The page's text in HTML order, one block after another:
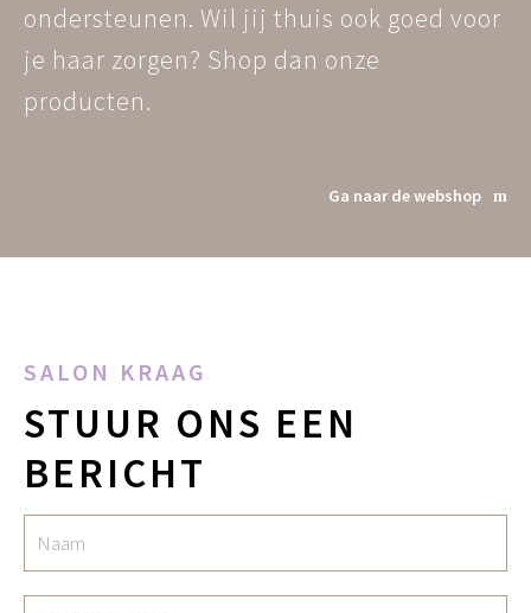
ondersteunen. Wil jij thuis ook goed voor
je haar zorgen? Shop dan onze
producten.
Ga naar de webshop
SALON KRAAG
STUUR ONS EEN
BERICHT